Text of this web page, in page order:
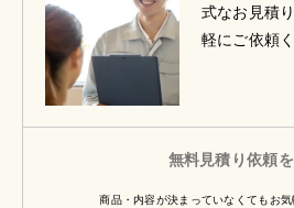
式なお見積
軽にご依頼
無料見積り依頼
商品・内容が決まっていなくてもお